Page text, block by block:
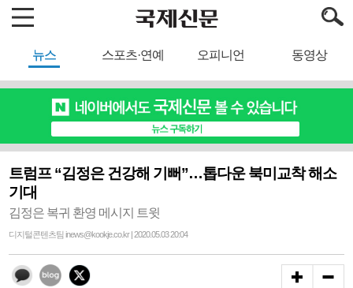
뉴스 스포츠·연예 오피니언 동영상
트럼프 “김정은 건강해 기뻐”…톱다운 북미교착 해소
기대
김정은 복귀 환영 메시지 트윗
디지털콘텐츠팀 inews@kookje.co.kr | 2020.05.03 20:04